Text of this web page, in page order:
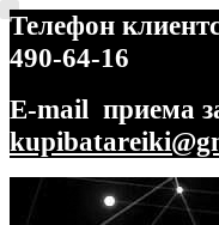
Телефон
490-64-16
E-mail приема
Перейти
Перейти